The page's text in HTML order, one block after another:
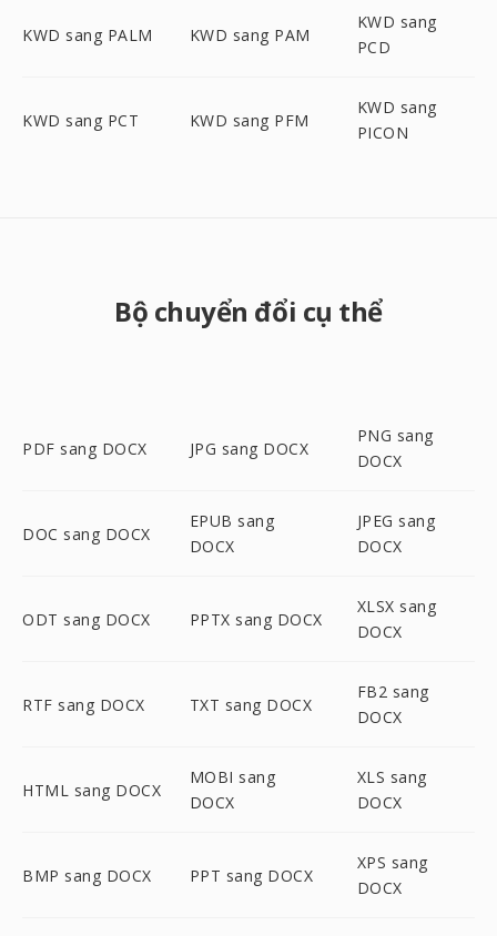
KWD sang PALM KWD sang PAM
KWD sang
PCD
KWD sang PCT KWD sang PFM
KWD sang
PICON
Bộ chuyển đổi cụ thể
PDF sang DOCX JPG sang DOCX
PNG sang
DOCX
DOC sang DOCX
EPUB sang
DOCX
JPEG sang
DOCX
ODT sang DOCX PPTX sang DOCX
XLSX sang
DOCX
RTF sang DOCX TXT sang DOCX
FB2 sang
DOCX
HTML sang DOCX
MOBI sang
DOCX
XLS sang
DOCX
BMP sang DOCX PPT sang DOCX
XPS sang
DOCX